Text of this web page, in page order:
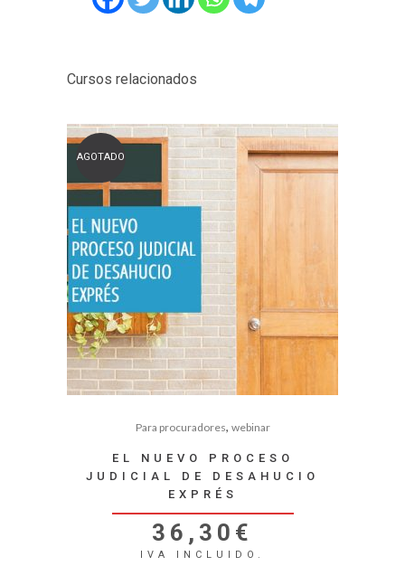
Cursos relacionados
AGOTADO
Para procuradores, webinar
EL NUEVO PROCESO
JUDICIAL DE DESAHUCIO
EXPRÉS
36,30 €
IVA INCLUIDO.